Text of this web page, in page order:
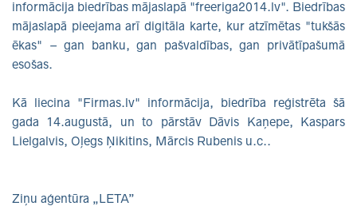
informācija biedrības mājaslapā "freeriga2014.lv". Biedrības
mājaslapā pieejama arī digitāla karte, kur atzīmētas "tukšās
ēkas" – gan banku, gan pašvaldības, gan privātīpašumā
esošas.
Kā liecina "Firmas.lv" informācija, biedrība reģistrēta šā
gada 14.augustā, un to pārstāv Dāvis Kaņepe, Kaspars
Lielgalvis, Oļegs Ņikitins, Mārcis Rubenis u.c..
Ziņu aģentūra „LETA”